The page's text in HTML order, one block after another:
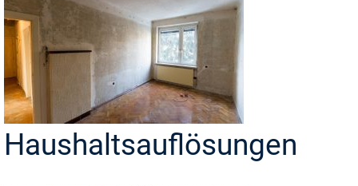
Haushaltsauflösungen